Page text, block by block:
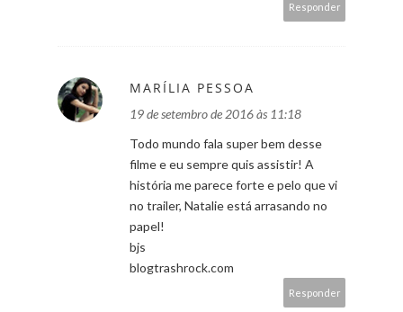
Responder
MARÍLIA PESSOA
19 de setembro de 2016 às 11:18
Todo mundo fala super bem desse
filme e eu sempre quis assistir! A
história me parece forte e pelo que vi
no trailer, Natalie está arrasando no
papel!
bjs
blogtrashrock.com
Responder